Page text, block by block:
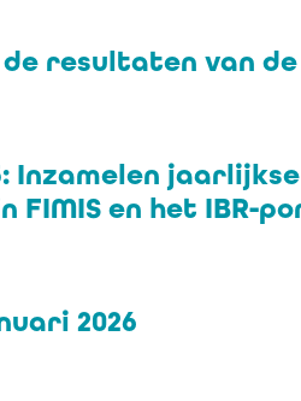
resultaten van
Inzamelen
FIMIS en het IBR-
2026